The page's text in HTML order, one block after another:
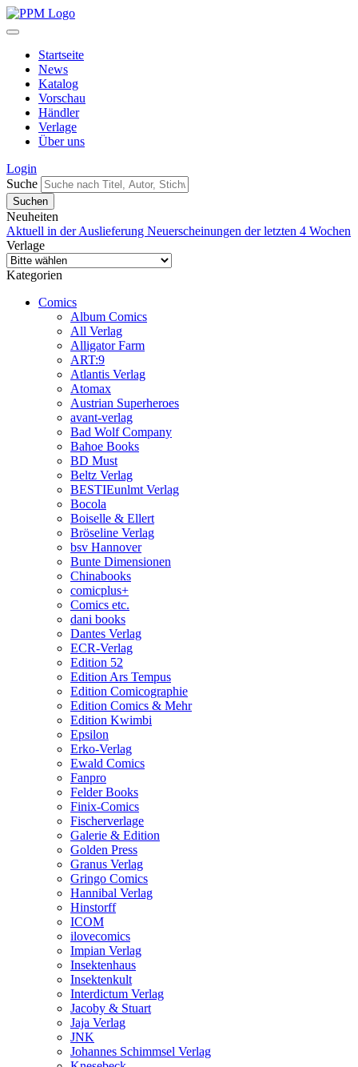
Startseite
News
Katalog
Vorschau
Händler
Verlage
Über uns
Login
Suche
Neuheiten
Aktuell in der Auslieferung Neuerscheinungen der letzten 4 Wochen
Verlage
Kategorien
Comics
Album Comics
All Verlag
Alligator Farm
ART:9
Atlantis Verlag
Atomax
Austrian Superheroes
avant-verlag
Bad Wolf Company
Bahoe Books
BD Must
Beltz Verlag
BESTIEunlmt Verlag
Bocola
Boiselle & Ellert
Bröseline Verlag
bsv Hannover
Bunte Dimensionen
Chinabooks
comicplus+
Comics etc.
dani books
Dantes Verlag
ECR-Verlag
Edition 52
Edition Ars Tempus
Edition Comicographie
Edition Comics & Mehr
Edition Kwimbi
Epsilon
Erko-Verlag
Ewald Comics
Fanpro
Felder Books
Finix-Comics
Fischerverlage
Galerie & Edition
Golden Press
Granus Verlag
Gringo Comics
Hannibal Verlag
Hinstorff
ICOM
ilovecomics
Impian Verlag
Insektenhaus
Insektenkult
Interdictum Verlag
Jacoby & Stuart
Jaja Verlag
JNK
Johannes Schimmsel Verlag